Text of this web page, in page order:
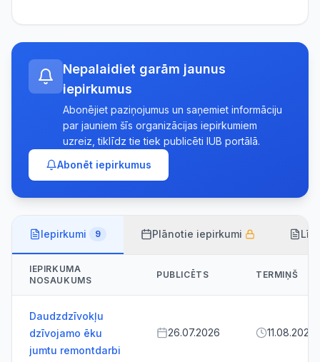
Nepalaidiet garām jaunus
iepirkumus
Abonējiet paziņojumus un saņemiet informāciju
par jauniem šīs organizācijas iepirkumiem
uzreiz, tiklīdz tie tiek publicēti IUB portālā.
Abonēt iepirkumus
Iepirkumi 9 Plānotie iepirkumi
IEPIRKUMA
NOSAUKUMS
PUBLICĒTS TERMIŅŠ
Daudzdzīvokļu
dzīvojamo ēku
jumtu remontdarbi
26.07.2026 11.08.2026